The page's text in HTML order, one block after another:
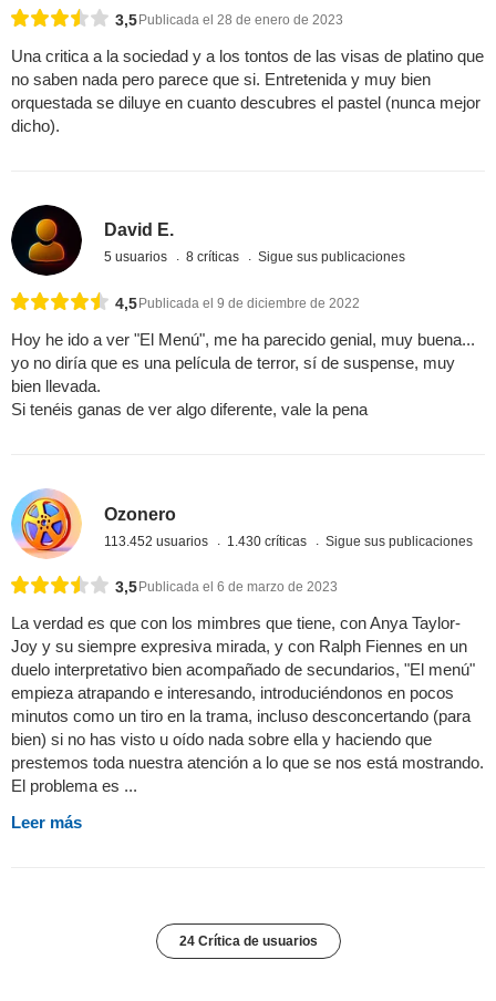
3,5Publicada el 28 de enero de 2023
Una critica a la sociedad y a los tontos de las visas de platino que
no saben nada pero parece que si. Entretenida y muy bien
orquestada se diluye en cuanto descubres el pastel (nunca mejor
dicho).
David E.
5 usuarios 8 críticas Sigue sus publicaciones
4,5Publicada el 9 de diciembre de 2022
Hoy he ido a ver "El Menú", me ha parecido genial, muy buena...
yo no diría que es una película de terror, sí de suspense, muy
bien llevada.
Si tenéis ganas de ver algo diferente, vale la pena
Ozonero
113.452 usuarios 1.430 críticas Sigue sus publicaciones
3,5 Publicada el 6 de marzo de 2023
La verdad es que con los mimbres que tiene, con Anya Taylor-
Joy y su siempre expresiva mirada, y con Ralph Fiennes en un
duelo interpretativo bien acompañado de secundarios, "El menú"
empieza atrapando e interesando, introduciéndonos en pocos
minutos como un tiro en la trama, incluso desconcertando (para
bien) si no has visto u oído nada sobre ella y haciendo que
prestemos toda nuestra atención a lo que se nos está mostrando.
El problema es ...
Leer más
24 Crítica de usuarios